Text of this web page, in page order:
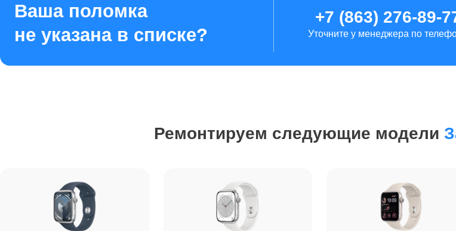
Ремонт экрана
от 100
от 90
Ремонт кнопки включения
от 90
Ваша поломка
не указана в списке?
+7 (863) 276-89-
Уточните у менеджера по
Ремонтируем следующие модели